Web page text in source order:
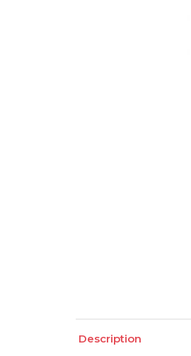
Description